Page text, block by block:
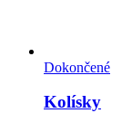
Dokončené
Kolísky